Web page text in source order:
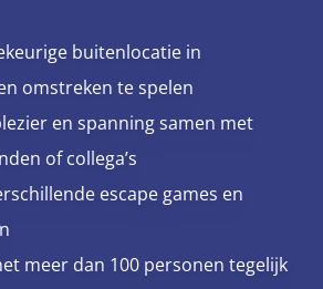
buitenlocatie in
omstreken te spelen
en spanning samen met
of collega’s
escape games en
meer dan 100 personen tegelijk